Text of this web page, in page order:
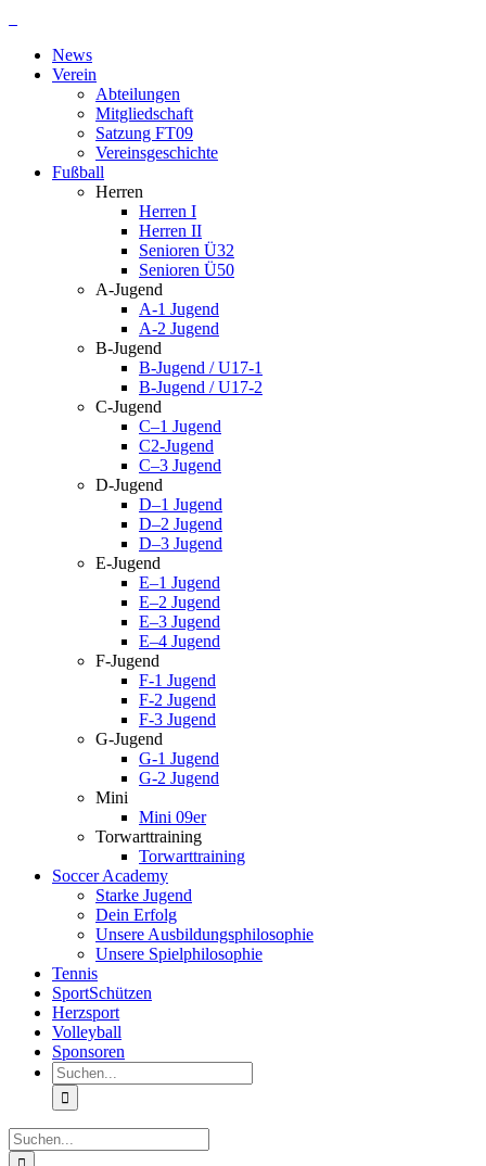
springenNews
Verein
Abteilungen
Mitgliedschaft
Satzung FT09
Vereinsgeschichte
Fußball
Herren
Herren I
Herren II
Senioren Ü32
Senioren Ü50
A-Jugend
A-1 Jugend
A-2 Jugend
B-Jugend
B-Jugend / U17-1
B-Jugend / U17-2
C-Jugend
C–1 Jugend
C2-Jugend
C–3 Jugend
D-Jugend
D–1 Jugend
D–2 Jugend
D–3 Jugend
E-Jugend
E–1 Jugend
E–2 Jugend
E–3 Jugend
E–4 Jugend
F-Jugend
F-1 Jugend
F-2 Jugend
F-3 Jugend
G-Jugend
G-1 Jugend
G-2 Jugend
Mini
Mini 09er
Torwarttraining
Torwarttraining
Soccer Academy
Starke Jugend
Dein Erfolg
Unsere Ausbildungsphilosophie
Unsere Spielphilosophie
Tennis
SportSchützen
Herzsport
Volleyball
Sponsoren
Suche
nach:
Suche
nach: